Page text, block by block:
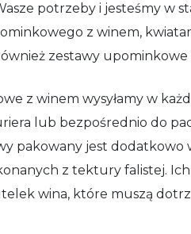
potrzeby i jesteśmy w
z winem,
zestawy upominkowe
z winem wysyłamy w
lub bezpośrednio do
pakowany jest dodatkowo
z tektury falistej.
wina, które muszą